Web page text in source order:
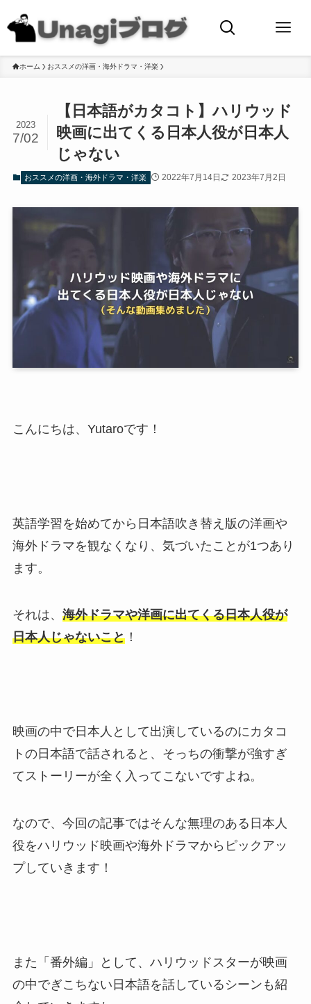
ホーム おススメの洋画・海外ドラマ・洋楽
【日本語がカタコト】ハリウッド
映画に出てくる日本人役が日本人
じゃない
2023
7/02
おススメの洋画・海外ドラマ・洋楽 2022年7月14日 2023年7月2日
こんにちは、Yutaroです！
英語学習を始めてから日本語吹き替え版の洋画や
海外ドラマを観なくなり、気づいたことが1つあり
ます。
それは、 海外ドラマや洋画に出てくる日本人役が
日本人じゃないこと！
映画の中で日本人として出演しているのにカタコ
トの日本語で話されると、そっちの衝撃が強すぎ
てストーリーが全く入ってこないですよね。
なので、今回の記事ではそんな無理のある日本人
役をハリウッド映画や海外ドラマからピックアッ
プしていきます！
また「番外編」として、ハリウッドスターが映画
の中でぎこちない日本語を話しているシーンも紹